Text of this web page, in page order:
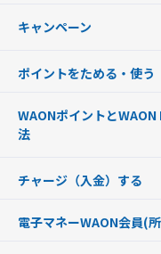
イオン銀行ATM設置場所
キャンペーン
ポイントをためる・使う
ポイントの有効期限につい
WAONポイントと
法
チャージ（入金）する
現金でチャージする
電子マネーWAON会員(